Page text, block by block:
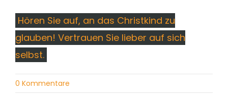
Hören Sie auf, an das Christkind zu
glauben! Vertrauen Sie lieber auf sich
selbst.
0 Kommentare